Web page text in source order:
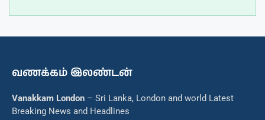
வணக்கம் இலண்டன்
Vanakkam London – Sri Lanka, London and world Latest
Breaking News and Headlines